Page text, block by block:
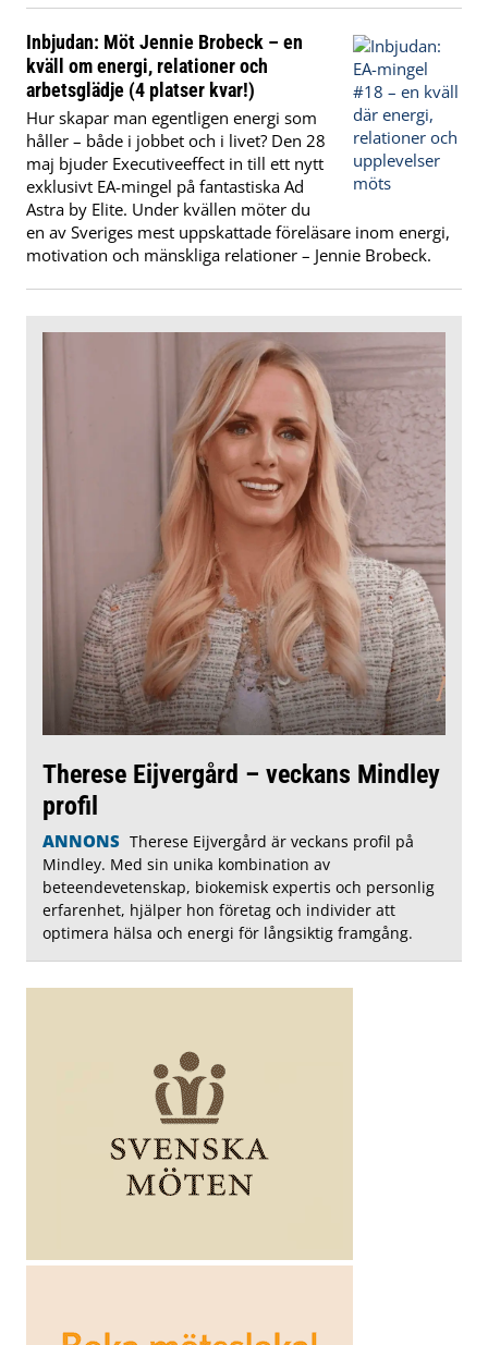
Inbjudan: Möt Jennie Brobeck – en
kväll om energi, relationer och
arbetsglädje (4 platser kvar!)
Hur skapar man egentligen energi som
håller – både i jobbet och i livet? Den 28
maj bjuder Executiveeffect in till ett nytt
exklusivt EA-mingel på fantastiska Ad
Astra by Elite. Under kvällen möter du
en av Sveriges mest uppskattade föreläsare inom energi,
motivation och mänskliga relationer – Jennie Brobeck.
Therese Eijvergård – veckans Mindley
profil
ANNONS Therese Eijvergård är veckans profil på
Mindley. Med sin unika kombination av
beteendevetenskap, biokemisk expertis och personlig
erfarenhet, hjälper hon företag och individer att
optimera hälsa och energi för långsiktig framgång.